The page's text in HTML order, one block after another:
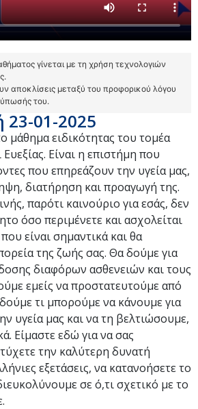
γίνεται με τη χρήση τεχνολογιών
αποκλίσεις μεταξύ του προφορικού λόγου
του.
23-01-2025
μάθημα ειδικότητας του τομέα
Είναι η επιστήμη που
που επηρεάζουν την υγεία μας,
διατήρηση και προαγωγή της.
παρότι καινούριο για εσάς, δεν
όσο περιμένετε και ασχολείται
είναι σημαντικά και θα
της ζωής σας. Θα δούμε για
διαφόρων ασθενειών και τους
εμείς να προστατευτούμε από
τι μπορούμε να κάνουμε για
υγεία μας και να τη βελτιώσουμε,
Είμαστε εδώ για να σας
την καλύτερη δυνατή
εξετάσεις, να κατανοήσετε το
σε ό,τι σχετικό με το